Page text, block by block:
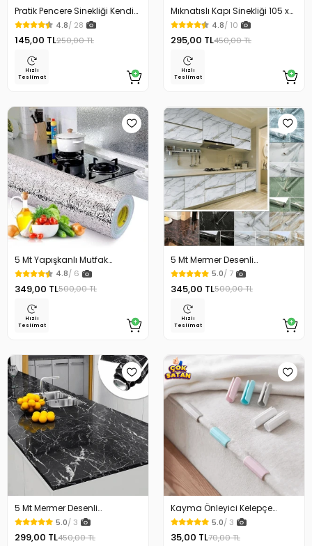
Pratik Pencere Sinekliği Kendin
Yap 100x150
4.8/ 28
145,00 TL250,00 TL
Hızlı
Teslimat
Mıknatıslı Kapı Sinekliği 105 x
210 cm
4.8/ 10
295,00 TL450,00 TL
Hızlı
Teslimat
5 Mt Yapışkanlı Mutfak
Tezgah Üstü Folyo Gümüş
4.8/ 6
349,00 TL500,00 TL
Hızlı
Teslimat
5 Mt Mermer Desenli
Yapışkanlı Folyo Beyaz
5.0/ 7
345,00 TL500,00 TL
Hızlı
Teslimat
5 Mt Mermer Desenli
Yapışkanlı Folyo Siyah
5.0/ 3
299,00 TL450,00 TL
Kayma Önleyici Kelepçe
Çarşaf Tutucu 12 Li
5.0/ 3
35,00 TL70,00 TL